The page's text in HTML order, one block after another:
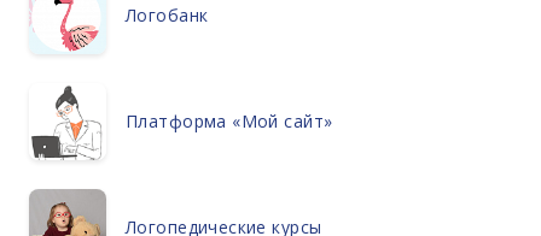
Логобанк
Платформа «Мой сайт»
Логопедические курсы